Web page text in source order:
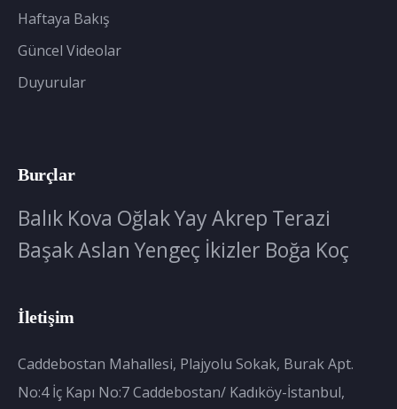
Haftaya Bakış
Güncel Videolar
Duyurular
Burçlar
Balık Kova OğlakYayAkrep Terazi
BaşakAslan Yengeç İkizler Boğa Koç
İletişim
Caddebostan Mahallesi, Plajyolu Sokak, Burak Apt.
No:4 İç Kapı No:7 Caddebostan/ Kadıköy-İstanbul,